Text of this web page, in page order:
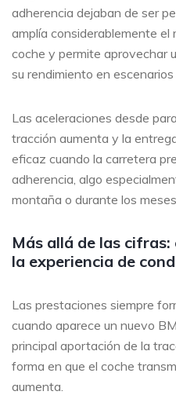
adherencia dejaban de ser
amplía considerablemente el
coche y permite aprovechar
su rendimiento en
Las aceleraciones desde
tracción aumenta y la
eficaz cuando la carretera
adherencia, algo
montaña o durante los
Más allá de las
la experiencia de
Las prestaciones siempre
cuando aparece un nuevo
principal aportación de la
forma en que el coche
aumenta.